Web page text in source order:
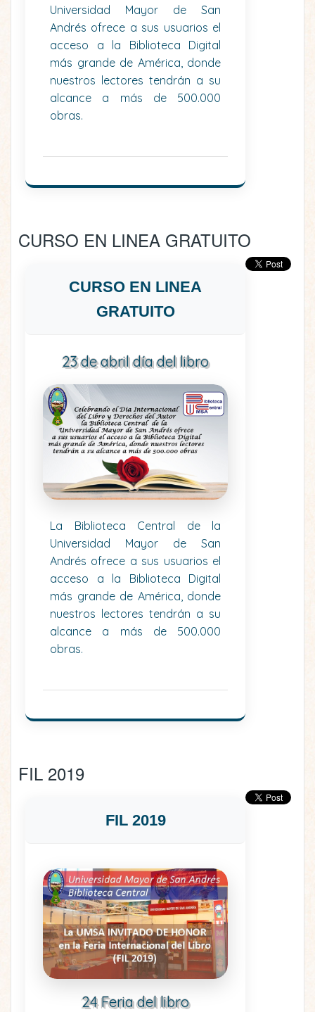
Universidad Mayor de San
Andrés ofrece a sus usuarios el
acceso a la Biblioteca Digital
más grande de América, donde
nuestros lectores tendrán a su
alcance a más de 500.000
obras.
CURSO EN LINEA GRATUITO
CURSO EN LINEA
GRATUITO
23 de abril día del libro
La Biblioteca Central de la
Universidad Mayor de San
Andrés ofrece a sus usuarios el
acceso a la Biblioteca Digital
más grande de América, donde
nuestros lectores tendrán a su
alcance a más de 500.000
obras.
FIL 2019
FIL 2019
24 Feria del libro